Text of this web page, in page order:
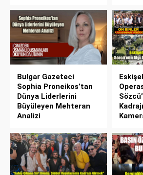
Bulgar Gazeteci
Sophia Proneikos’tan
Dünya Liderlerini
Büyüleyen Mehteran
Analizi